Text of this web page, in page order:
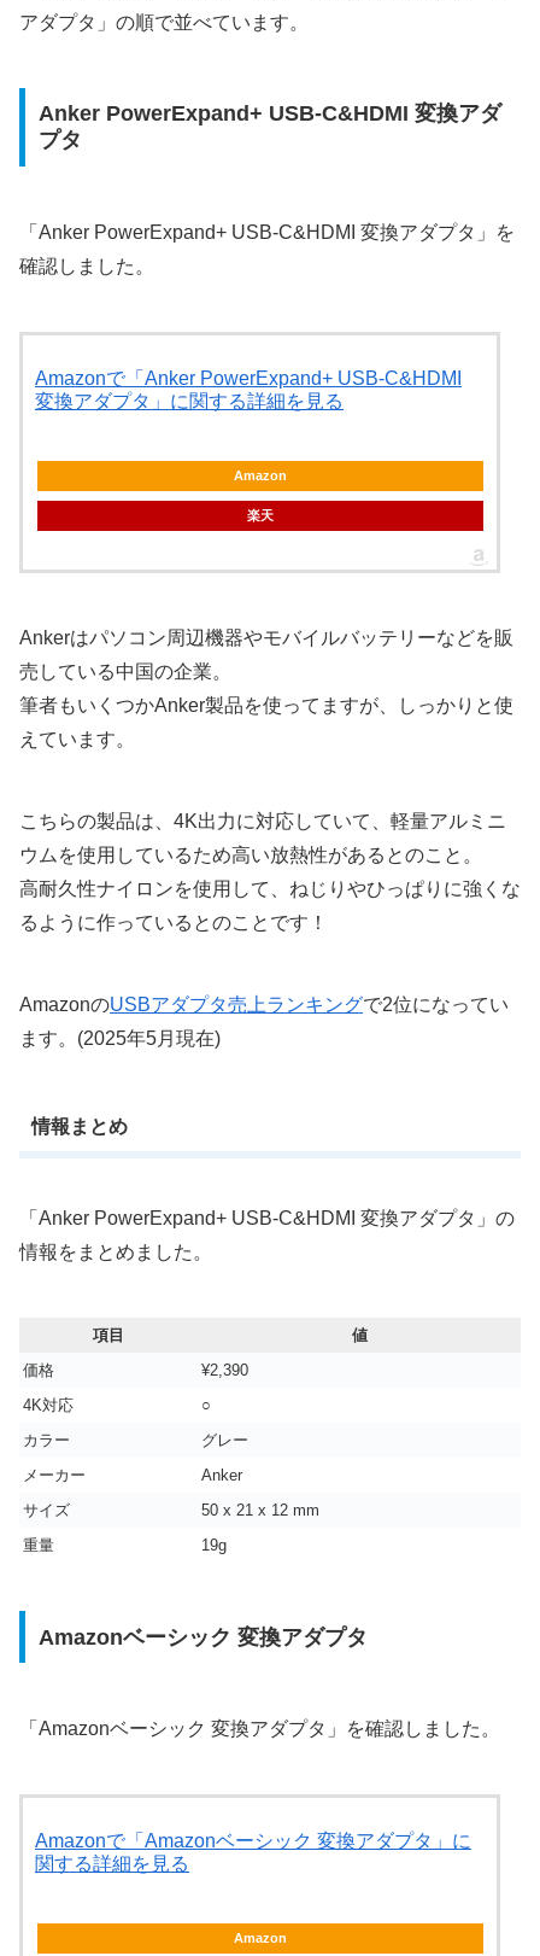
アダプタ」の順で並べています。
Anker PowerExpand+ USB-C&HDMI 変換アダ
プタ
「Anker PowerExpand+ USB-C&HDMI 変換アダプタ」を
確認しました。
Amazonで「Anker PowerExpand+ USB-C&HDMI
変換アダプタ」に関する詳細を見る
Amazon
楽天
Ankerはパソコン周辺機器やモバイルバッテリーなどを販
売している中国の企業。
筆者もいくつかAnker製品を使ってますが、しっかりと使
えています。
こちらの製品は、4K出力に対応していて、軽量アルミニ
ウムを使用しているため高い放熱性があるとのこと。
高耐久性ナイロンを使用して、ねじりやひっぱりに強くな
るように作っているとのことです！
AmazonのUSBアダプタ売上ランキングで2位になってい
ます。(2025年5月現在)
情報まとめ
「Anker PowerExpand+ USB-C&HDMI 変換アダプタ」の
情報をまとめました。
項目
値
価格
¥2,390
4K対応
○
カラー
‎グレー
メーカー
Anker
サイズ
‎50 x 21 x 12 mm
重量
‎19g
Amazonベーシック 変換アダプタ
「Amazonベーシック 変換アダプタ」を確認しました。
Amazonで「Amazonベーシック 変換アダプタ」に
関する詳細を見る
Amazon